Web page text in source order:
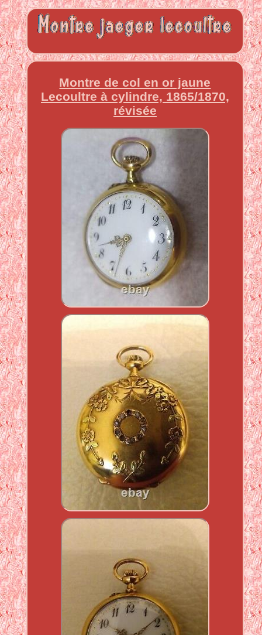
Montre de col en or jaune
Lecoultre à cylindre, 1865/1870,
révisée